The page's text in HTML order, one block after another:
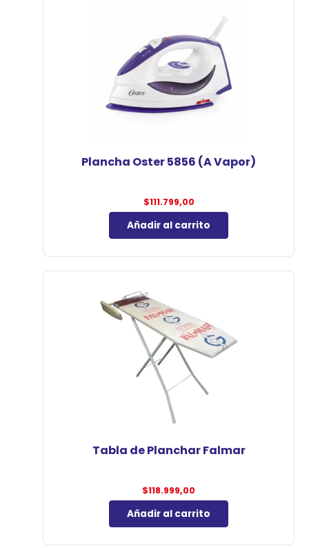
Plancha Oster 5856 (A Vapor)
$111.799,00
Añadir al carrito
Tabla de Planchar Falmar
$118.999,00
Añadir al carrito